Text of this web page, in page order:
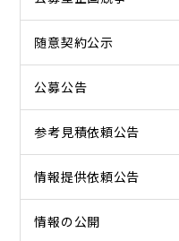
随意契約公示
公募公告
参考見積依頼公告
情報提供依頼公告
情報の公開